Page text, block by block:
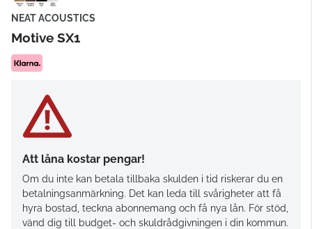
NEAT ACOUSTICS
Motive SX1
Att låna kostar pengar!
Om du inte kan betala tillbaka skulden i tid riskerar du en
betalningsanmärkning. Det kan leda till svårigheter att få
hyra bostad, teckna abonnemang och få nya lån. För stöd,
vänd dig till budget- och skuldrådgivningen i din kommun.